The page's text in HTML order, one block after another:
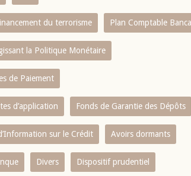
du terrorisme Plan Comptable
la Politique Monétaire
de Paiement
d’application Fonds de Garantie des Dépôts
sur le Crédit Avoirs dormants
Divers Dispositif prudentiel